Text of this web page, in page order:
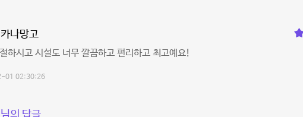
나망고
하시고 시설도 너무 깔끔하고 편리하고 최고예요!
01 02:30:26
의 답글